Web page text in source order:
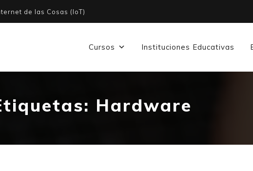
de las Cosas (IoT)
Cursos Instituciones Educativas
Hardware